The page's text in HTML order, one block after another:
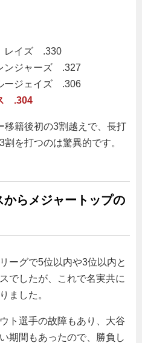
レイズ .330
ンジャーズ .327
ージェイズ .306
.304
移籍後初の3割越えで、長打
を打つのは驚異的です。
からメジャートップの
ーグで5位以内や3位以内と
でしたが、これで名実共に
ました。
ト選手の故障もあり、大谷
期間もあったので、勝負し